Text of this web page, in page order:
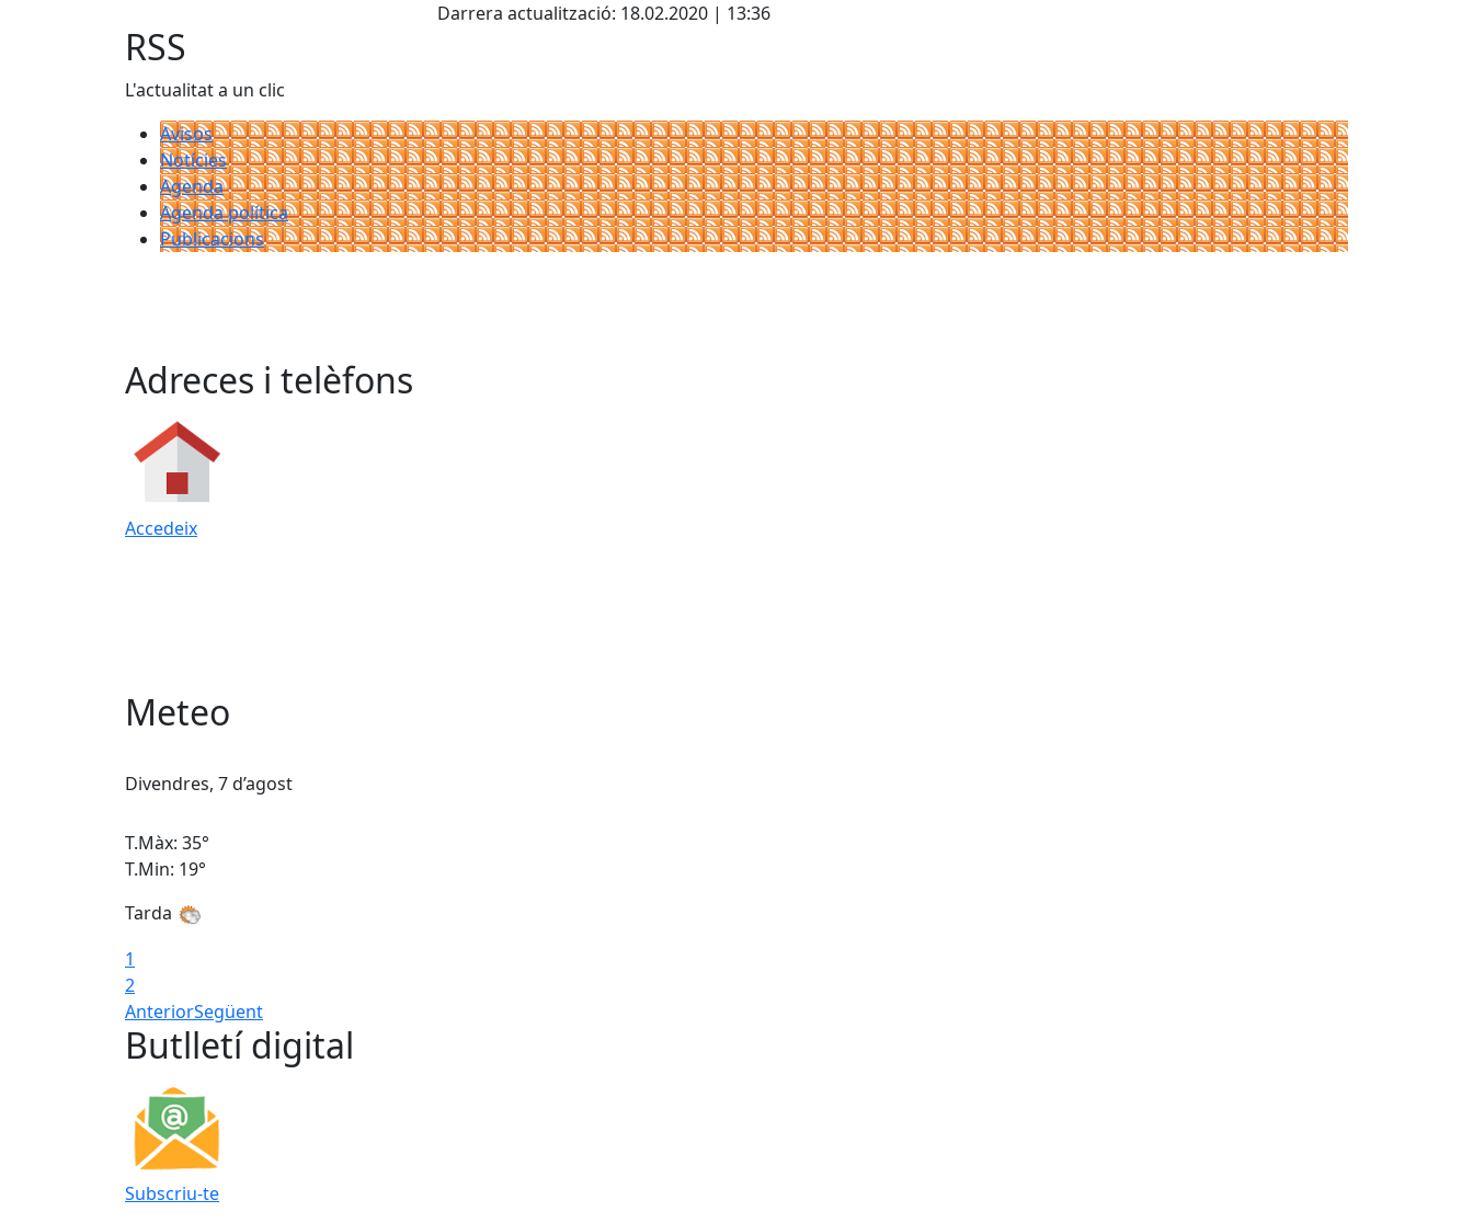
Darrera actualització: 18.02.2020 | 13:36
RSS
L'actualitat a un clic
Avisos
Notícies
Agenda
Agenda política
Publicacions
Adreces i telèfons
Accedeix
Meteo
Divendres, 7 d’agost
T.Màx: 35°
T.Min: 19°
Tarda
1
2
AnteriorSegüent
Butlletí digital
Subscriu-te